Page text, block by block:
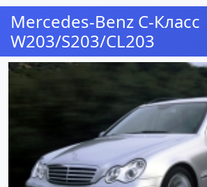
Mercedes-Benz C-Класс
W203/S203/CL203